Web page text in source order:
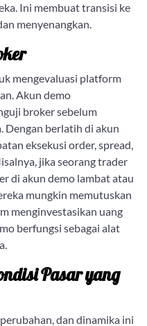
Ini membuat transisi ke
menyenangkan.
mengevaluasi platform
Akun demo
broker sebelum
Dengan berlatih di akun
eksekusi order, spread,
jika seorang trader
di akun demo lambat atau
mungkin memutuskan
menginvestasikan uang
berfungsi sebagai alat
Pasar yang
dan dinamika ini